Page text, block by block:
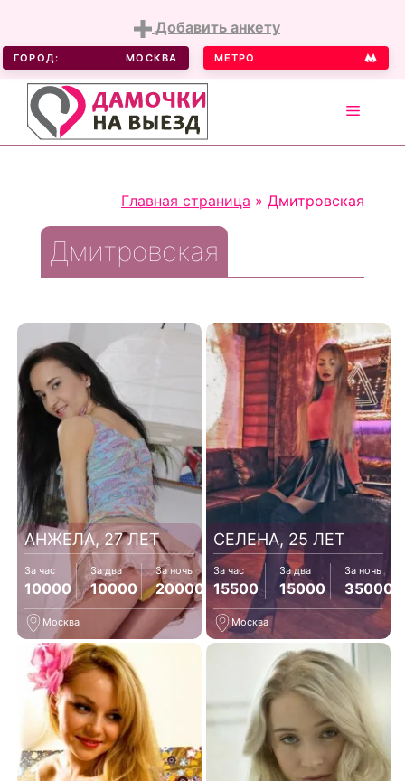
Добавить анкету
ГОРОД: МОСКВА МЕТРО
MENU
Главная страница » Дмитровская
Дмитровская
АНЖЕЛА, 27 ЛЕТ
За час
10000
За два
10000
За ночь
20000
Москва
СЕЛЕНА, 25 ЛЕТ
За час
15500
За два
15000
За ночь
35000
Москва